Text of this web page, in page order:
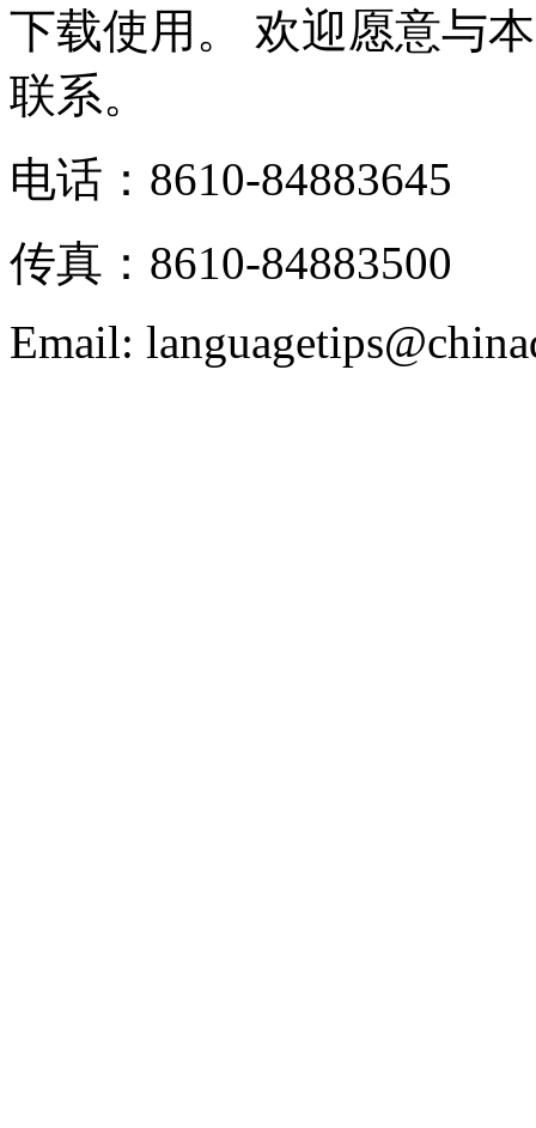
下载使用。 欢迎愿意与
联系。
电话：8610-84883645
传真：8610-84883500
Email: